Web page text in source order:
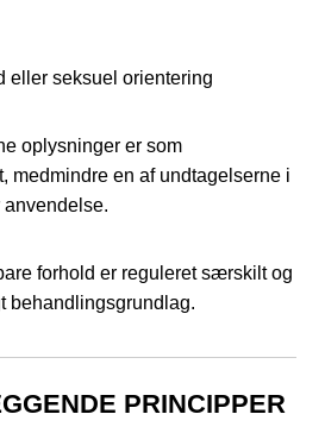
eller seksuel orientering
oplysninger er som
medmindre en af undtagelserne i
forhold er reguleret særskilt og
behandlingsgrundlag.
PRINCIPPER